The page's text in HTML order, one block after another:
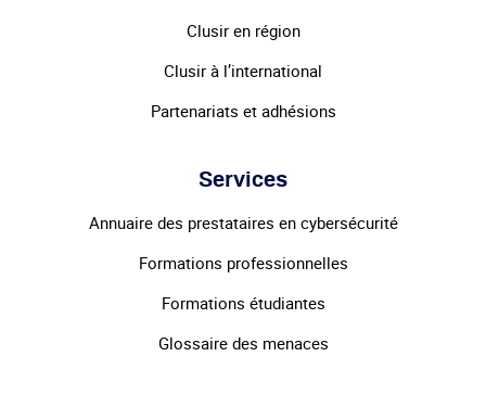
Clusir en région
Clusir à l’international
Partenariats et adhésions
Services
Annuaire des prestataires en cybersécurité
Formations professionnelles
Formations étudiantes
Glossaire des menaces